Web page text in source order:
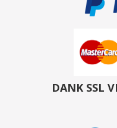
DANK SSL